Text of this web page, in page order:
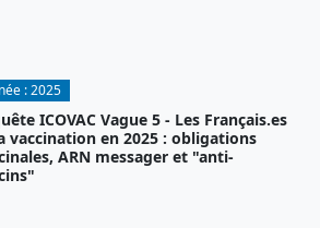
:2025
ICOVAC Vague 5 - Les Français.es
vaccination en 2025 : obligations
ARN messager et "anti-